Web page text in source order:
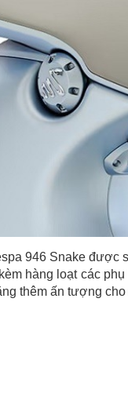
946 Snake được
hàng loạt các
thêm ấn tượng